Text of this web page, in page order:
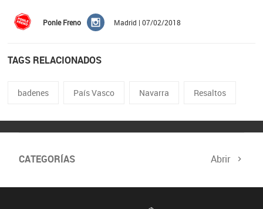
Ponle Freno Madrid | 07/02/2018
TAGS RELACIONADOS
badenes País Vasco Navarra Resaltos
CATEGORÍAS Abrir